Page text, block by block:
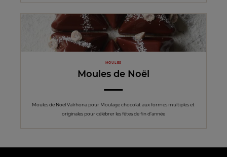
MOULES
Moules de Noël
Moules de Noël Valrhona pour Moulage chocolat aux formes multiples et
originales pour célébrer les fêtes de fin d’année